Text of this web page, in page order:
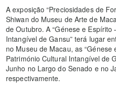
A exposição “Preciosidades de
Shiwan do Museu de Arte de
de Outubro. A “Génese e
Intangível de Gansu” terá lugar
no Museu de Macau, as
Património Cultural Intangível de
Junho no Largo do Senado e no
respectivamente.